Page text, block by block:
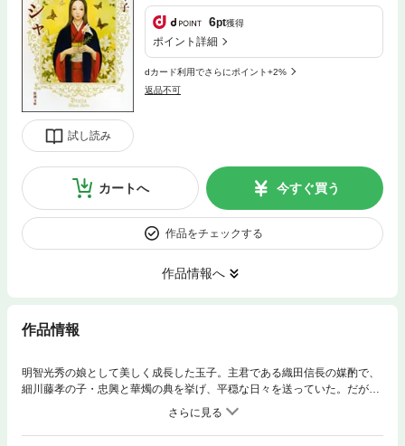
試し読み
6pt獲得
ポイント詳細
dカード利用でさらにポイント+2%
返品不可
カートへ 今すぐ買う
作品をチェックする
作品情報へ
作品情報
明智光秀の娘として美しく成長した玉子。主君である織田信長の媒酌で、
細川藤孝の子・忠興と華燭の典を挙げ、平穏な日々を送っていた。だが、
突如発生した本能寺の変。実父の犯した罪により蟄居を命じられた玉子
は、幽閉先で出会った男に惹かれてしまう。愛の何たるかも知らず妻とな
った女を苦しめる恋の業火──。絶世の美女と謳われた細川ガラシャの人